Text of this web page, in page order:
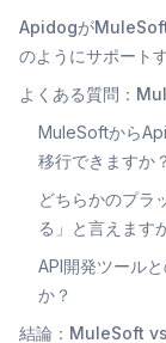
Apidogが
のようにサポート
よくある質問：
MuleSoftから
移行できますか
どちらかのプラ
る」と言えます
API開発ツール
か？
結論：MuleSoft